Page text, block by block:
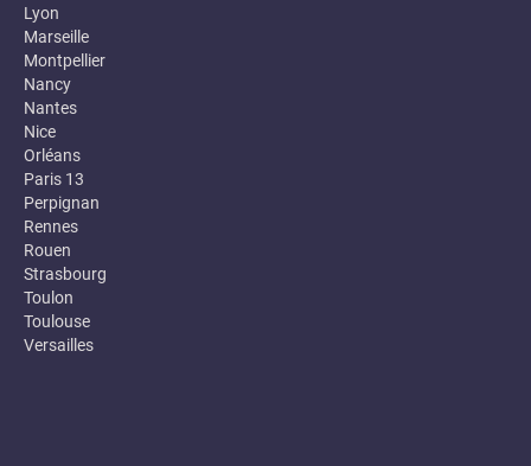
Lyon
Marseille
Montpellier
Nancy
Nantes
Nice
Orléans
Paris 13
Perpignan
Rennes
Rouen
Strasbourg
Toulon
Toulouse
Versailles